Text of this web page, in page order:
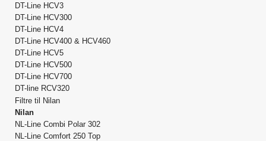
DT-Line HCV3
DT-Line HCV300
DT-Line HCV4
DT-Line HCV400 & HCV460
DT-Line HCV5
DT-Line HCV500
DT-Line HCV700
DT-line RCV320
Filtre til Nilan
Nilan
NL-Line Combi Polar 302
NL-Line Comfort 250 Top